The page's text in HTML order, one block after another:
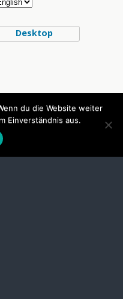
Desktop
du die Website weiter
Einverständnis aus.